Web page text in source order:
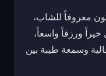
معروفاً للشاب،
ورزقاً واسعاً،
وسمعة طيبة بين